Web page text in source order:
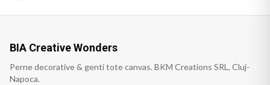
BIA Creative Wonders
Perne decorative & genti tote canvas. BKM Creations SRL, Cluj-
Napoca.